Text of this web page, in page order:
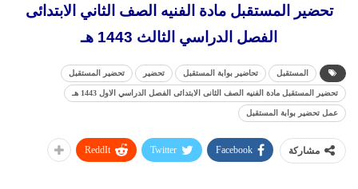
تحضير المستقبل مادة الفنيه الصف الثاني الابتدائى
الفصل الدراسي الثالث 1443 هـ
المستقبل تحاضير بوابة المستقبل تحضير تحضير المستقبل
تحضير المستقبل مادة الفنيه الصف الثانى الابتدائى الفصل الدراسي الاول 1443 هـ
عمل تحضير بوابة المستقبل
مشاركة Facebook
Twitter
ReddIt